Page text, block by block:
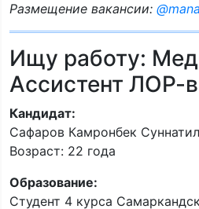
Размещение вакансии:
Ищу работу:
Ассистент ЛОР-
Кандидат:
Сафаров Камронбек
Возраст: 22 года
Образование:
Студент 4 курса